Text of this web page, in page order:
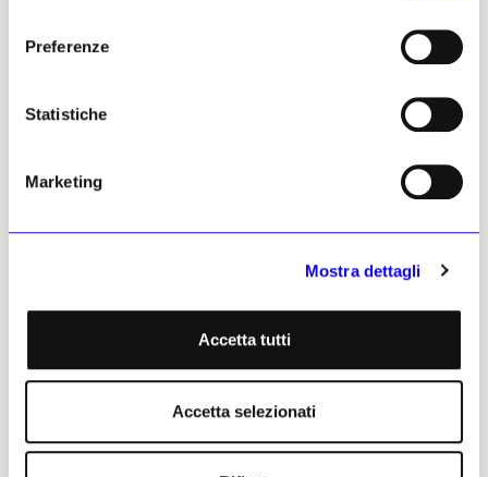
Preferenze
Statistiche
Marketing
Mostra dettagli
Accetta tutti
Accetta selezionati
ha interpretato la curatela
competenza storica, visione
Giulia Rogni